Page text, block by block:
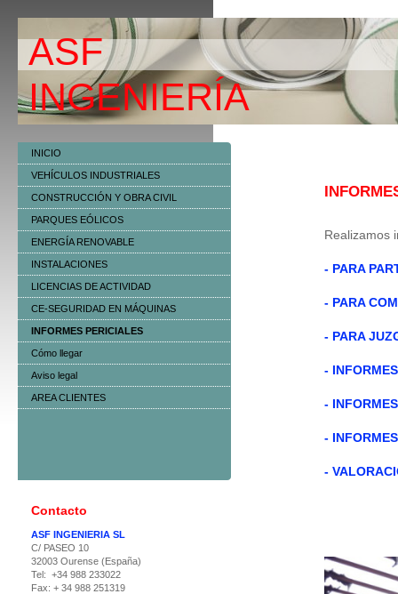
ASF
Realizamos
- PARA
- PARA
- PARA
-
-
-
-
INICIO
VEHÍCULOS INDUSTRIALES
CONSTRUCCIÓN Y OBRA CIVIL
PARQUES EÓLICOS
ENERGÍA RENOVABLE
INSTALACIONES
LICENCIAS DE ACTIVIDAD
CE-SEGURIDAD EN MÁQUINAS
INFORMES PERICIALES
Cómo llegar
Aviso legal
AREA CLIENTES
Contacto
ASF INGENIERIA SL
C/ PASEO 10
32003 Ourense (España)
Tel: +34 988 233022
Fax: + 34 988 251319